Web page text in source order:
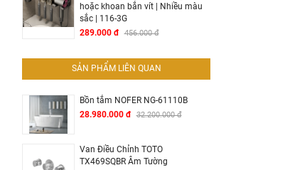
hoặc khoan bắn vít | Nhiều màu
sắc | 116-3G
289.000 đ 456.000 đ
SẢN PHẨM LIÊN QUAN
Bồn tắm NOFER NG-61110B
28.980.000 đ 32.200.000 đ
Van Điều Chỉnh TOTO
TX469SQBR Âm Tường